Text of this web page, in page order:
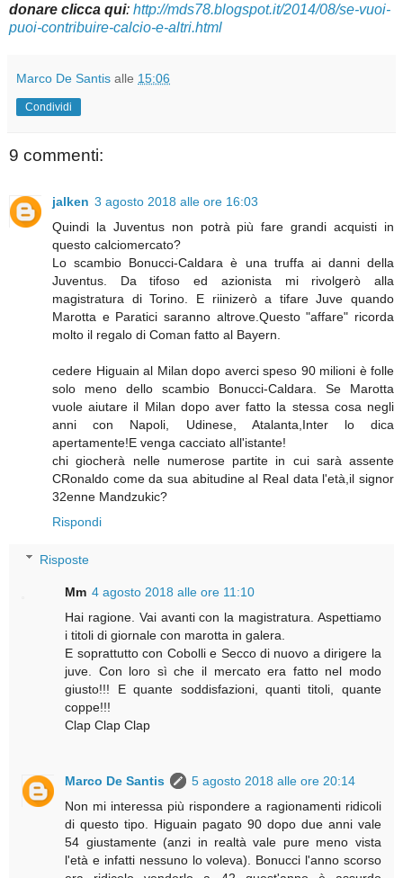
donare clicca qui: http://mds78.blogspot.it/2014/08/se-vuoi-
puoi-contribuire-calcio-e-altri.html
Marco De Santis alle 15:06
Condividi
9 commenti:
jalken 3 agosto 2018 alle ore 16:03
Quindi la Juventus non potrà più fare grandi acquisti in
questo calciomercato?
Lo scambio Bonucci-Caldara è una truffa ai danni della
Juventus. Da tifoso ed azionista mi rivolgerò alla
magistratura di Torino. E riinizerò a tifare Juve quando
Marotta e Paratici saranno altrove.Questo "affare" ricorda
molto il regalo di Coman fatto al Bayern.
cedere Higuain al Milan dopo averci speso 90 milioni è folle
solo meno dello scambio Bonucci-Caldara. Se Marotta
vuole aiutare il Milan dopo aver fatto la stessa cosa negli
anni con Napoli, Udinese, Atalanta,Inter lo dica
apertamente!E venga cacciato all'istante!
chi giocherà nelle numerose partite in cui sarà assente
CRonaldo come da sua abitudine al Real data l'età,il signor
32enne Mandzukic?
Rispondi
Risposte
Mm 4 agosto 2018 alle ore 11:10
Hai ragione. Vai avanti con la magistratura. Aspettiamo
i titoli di giornale con marotta in galera.
E soprattutto con Cobolli e Secco di nuovo a dirigere la
juve. Con loro sì che il mercato era fatto nel modo
giusto!!! E quante soddisfazioni, quanti titoli, quante
coppe!!!
Clap Clap Clap
Marco De Santis
5 agosto 2018 alle ore 20:14
Non mi interessa più rispondere a ragionamenti ridicoli
di questo tipo. Higuain pagato 90 dopo due anni vale
54 giustamente (anzi in realtà vale pure meno vista
l'età e infatti nessuno lo voleva). Bonucci l'anno scorso